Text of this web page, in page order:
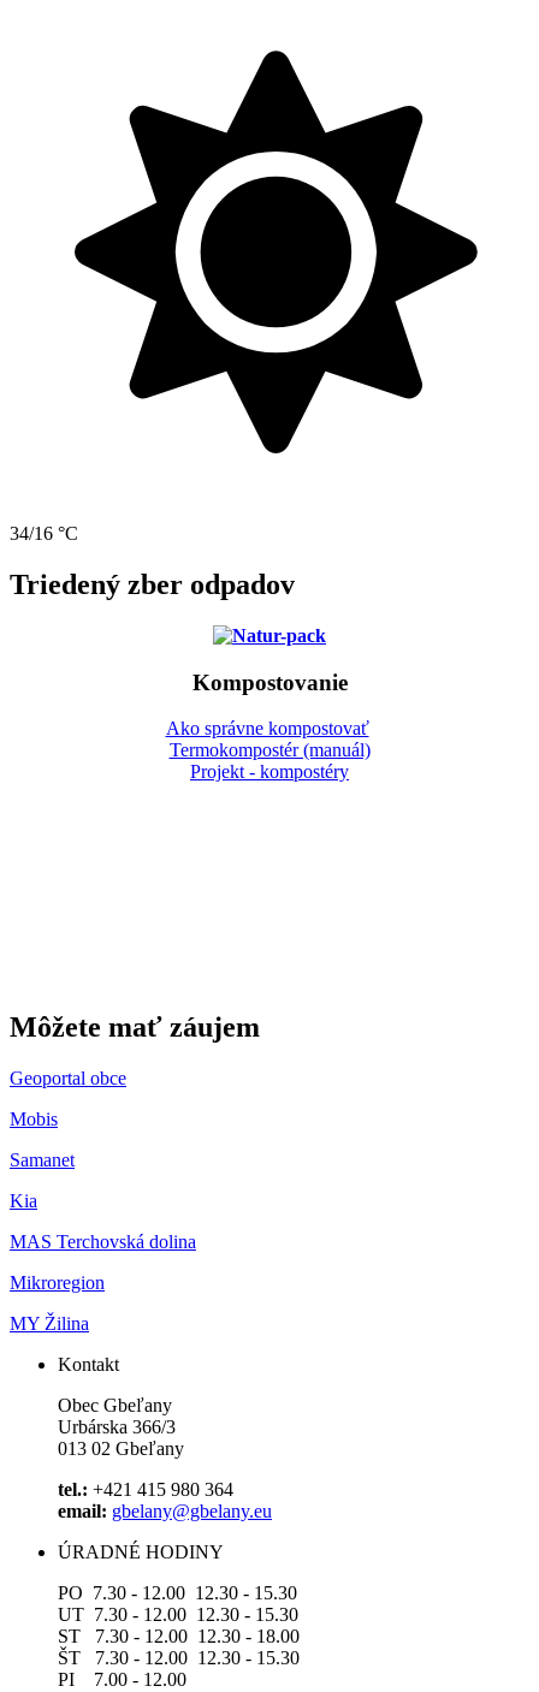
34/16 °C
Triedený zber odpadov
Kompostovanie
Ako správne kompostovať
Termokompostér (manuál)
Projekt - kompostéry
Môžete mať záujem
Geoportal obce
Mobis
Samanet
Kia
MAS Terchovská dolina
Mikroregion
MY Žilina
Kontakt
Obec Gbeľany
Urbárska 366/3
013 02 Gbeľany
tel.: +421 415 980 364
email: gbelany@gbelany.eu
ÚRADNÉ HODINY
PO 7.30 - 12.00 12.30 - 15.30
UT 7.30 - 12.00 12.30 - 15.30
ST 7.30 - 12.00 12.30 - 18.00
ŠT 7.30 - 12.00 12.30 - 15.30
PI 7.00 - 12.00